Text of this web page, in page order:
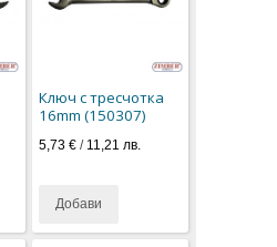
Ключ с тресчотка
16mm (150307)
5,73 €/ 11,21 лв.
Добави